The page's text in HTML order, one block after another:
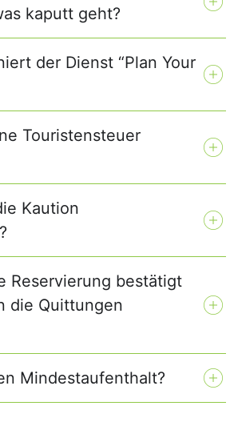
kaputt geht?
der Dienst “Plan Your
Touristensteuer
Kaution
Reservierung bestätigt
die Quittungen
Mindestaufenthalt?